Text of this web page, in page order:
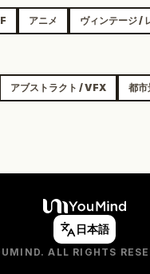
アニメ ヴィンテージ /
アブストラクト / VFX 都市
日本語
ALL RIGHTS